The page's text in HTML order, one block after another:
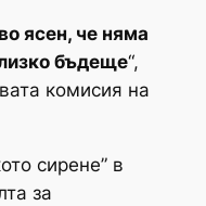
ясен, че няма
бъдеще“,
комисия на
сирене” в
за